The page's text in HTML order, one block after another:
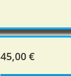
45,00 €